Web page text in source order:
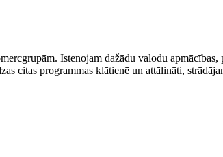
Īstenojam dažādu valodu
citas programmas klātienē un attālināti,